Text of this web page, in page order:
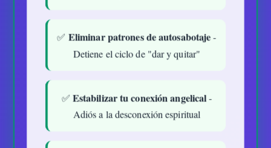
✅Eliminar patrones de autosabotaje-
Detiene el ciclo de "dar y quitar"
✅Estabilizar tu conexión angelical-
Adiós a la desconexión espiritual